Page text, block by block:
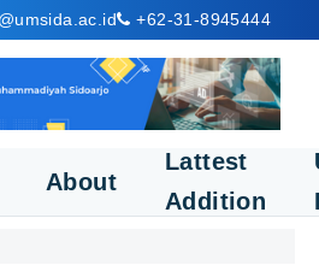
+62-31-8945444
About
Lattest
Addition